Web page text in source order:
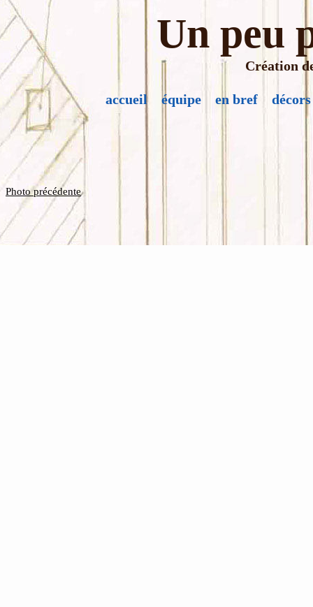
Un peu
Création
accueil équipe en bref décors
Photo précédente